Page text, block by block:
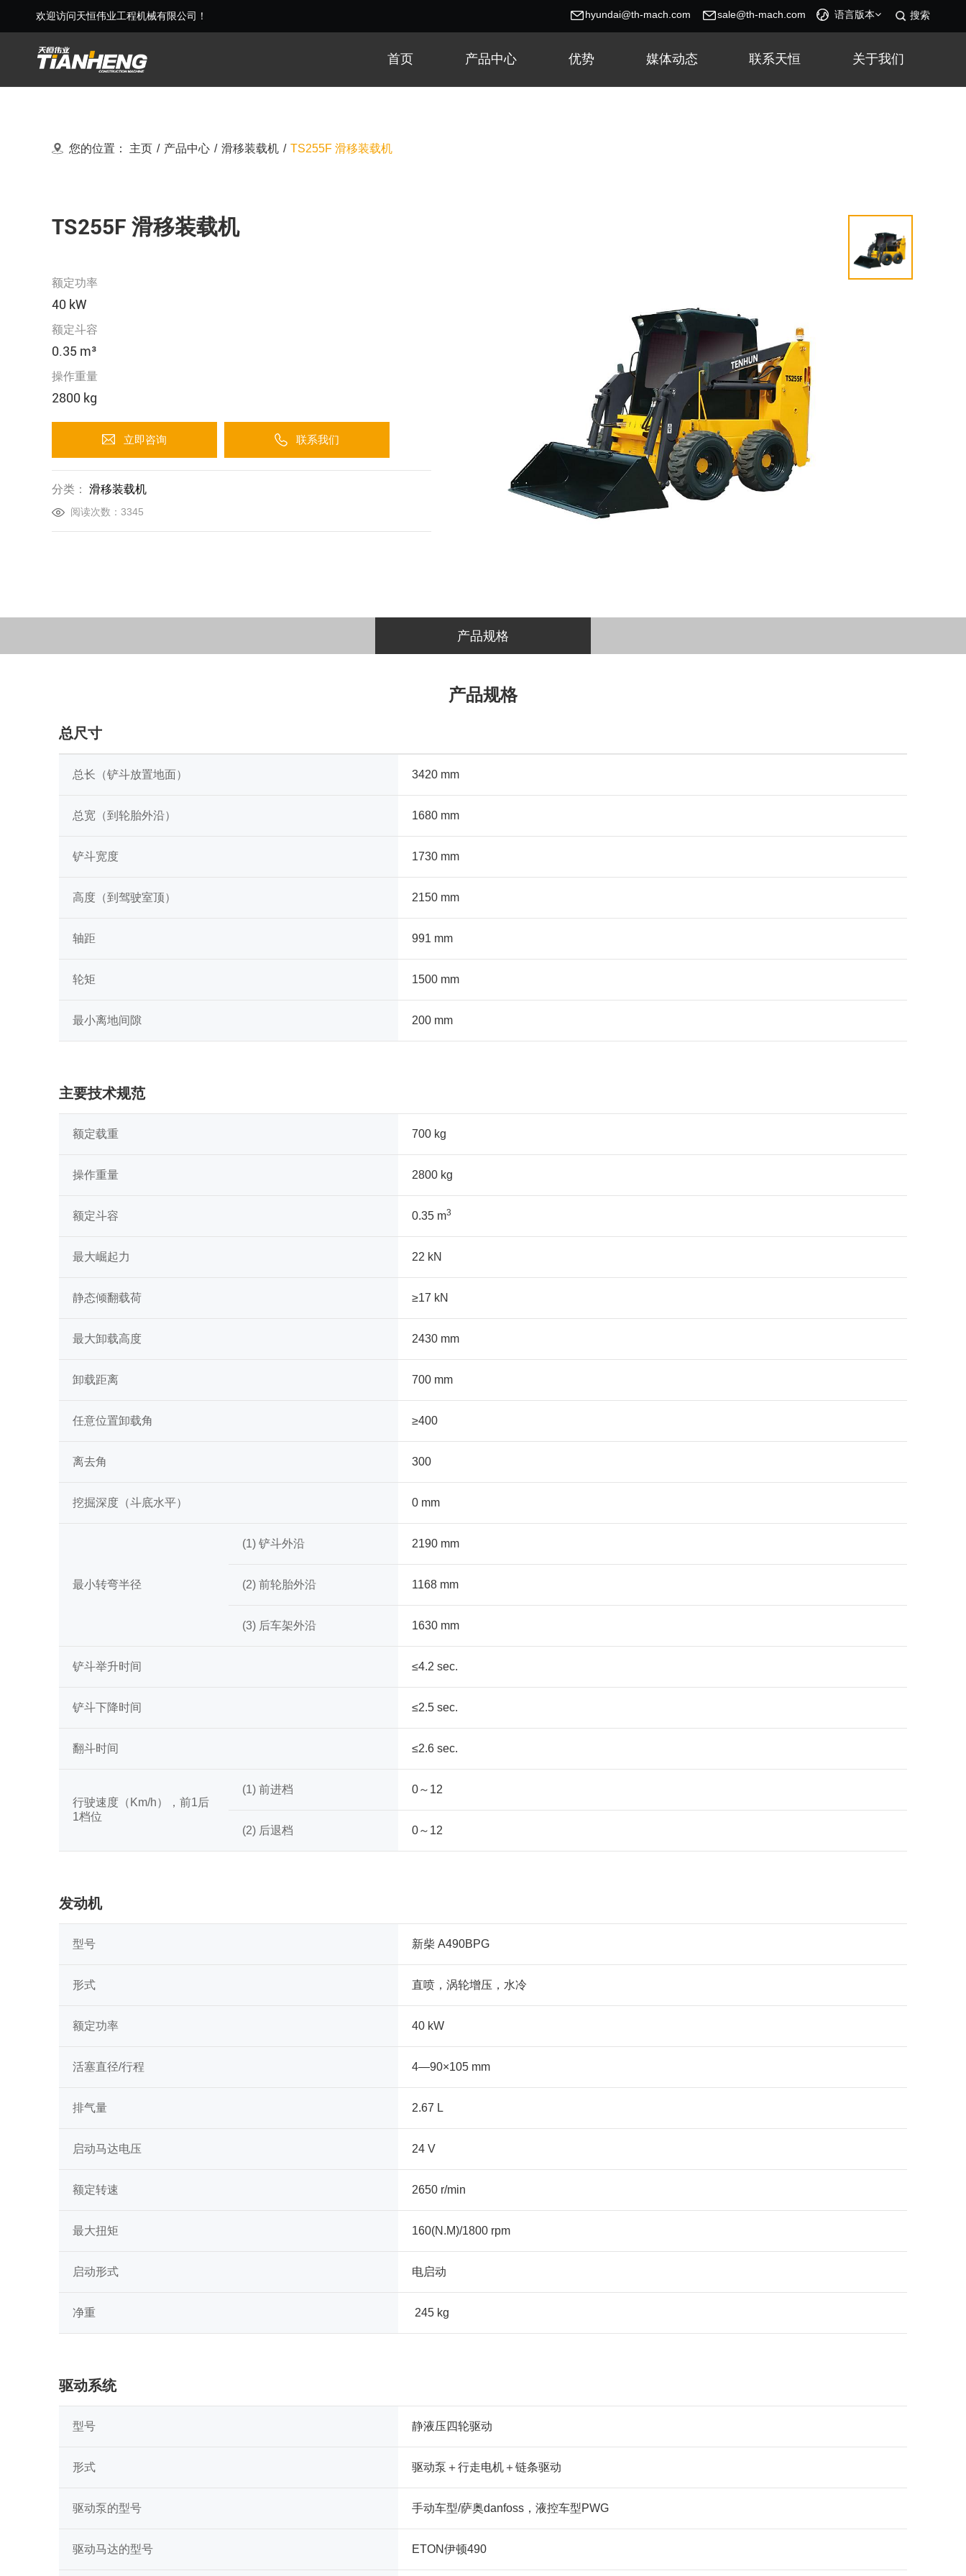
欢迎访问天恒伟业工程机械有限公司！ hyundai@th-mach.com sale@th-mach.com 语言版本 搜索
首页 产品中心 关于我们
优势 媒体动态 联系天恒
您的位置： 主页 / 产品中心 / 滑移装载机 / TS255F 滑移装载机
TS255F 滑移装载机
额定功率
40 kW
额定斗容
0.35 m³
操作重量
2800 kg
立即咨询 联系我们
分类： 滑移装载机
阅读次数：3345
产品规格
产品规格
总尺寸
总长（铲斗放置地面） 3420 mm
总宽（到轮胎外沿） 1680 mm
铲斗宽度 1730 mm
高度（到驾驶室顶） 2150 mm
轴距 991 mm
轮矩 1500 mm
最小离地间隙 200 mm
主要技术规范
额定载重 700 kg
操作重量 2800 kg
额定斗容 0.35 m3
最大崛起力 22 kN
静态倾翻载荷 ≥17 kN
最大卸载高度 2430 mm
卸载距离 700 mm
任意位置卸载角 ≥400
离去角 300
挖掘深度（斗底水平） 0 mm
最小转弯半径
(1) 铲斗外沿 2190 mm
(2) 前轮胎外沿 1168 mm
(3) 后车架外沿 1630 mm
铲斗举升时间 ≤4.2 sec.
铲斗下降时间 ≤2.5 sec.
翻斗时间 ≤2.6 sec.
行驶速度（Km/h），前1后
1档位
(1) 前进档 0～12
(2) 后退档 0～12
发动机
型号 新柴 A490BPG
形式 直喷，涡轮增压，水冷
额定功率 40 kW
活塞直径/行程 4—90×105 mm
排气量 2.67 L
启动马达电压 24 V
额定转速 2650 r/min
最大扭矩 160(N.M)/1800 rpm
启动形式 电启动
净重 245 kg
驱动系统
型号 静液压四轮驱动
形式 驱动泵＋行走电机＋链条驱动
驱动泵的型号 手动车型/萨奥danfoss，液控车型PWG
驱动马达的型号 ETON伊顿490